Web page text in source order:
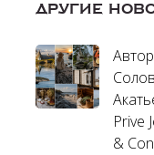
ДРУГИЕ
Prive
&